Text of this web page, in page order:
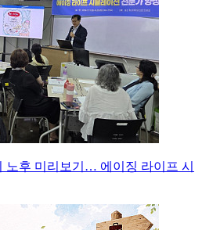
노후 미리보기… 에이징 라이프 시